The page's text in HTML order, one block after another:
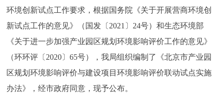
中介服务 阳光政务
政民互动
12345网上接诉即办 我要咨询 我要建议
参与调查 在线访谈
环境创新试点工作要求，根据国务院《关于开展营商环境创
新试点工作的意见》（国发〔2021〕24号）和生态环境部
《关于进一步加强产业园区规划环境影响评价工作的意见》
（环环评〔2020〕65号），我局组织编制了《北京市产业园
区规划环境影响评价与建设项目环境影响评价联动试点实施
办法》，经市政府同意，现予公布。